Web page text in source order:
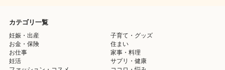
カテゴリ一覧
妊娠・出産
子育て・グッズ
お金・保険
住まい
お仕事
家事・料理
妊活
サプリ・健康